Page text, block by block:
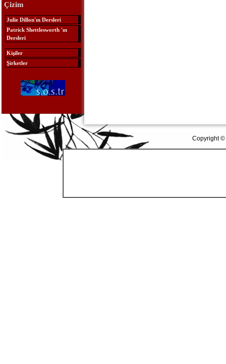
Çizim
Julie Dillon'ın Dersleri
Patrick Shettlesworth 'ın
Dersleri
Kişiler
Şirketler
Copyright ©